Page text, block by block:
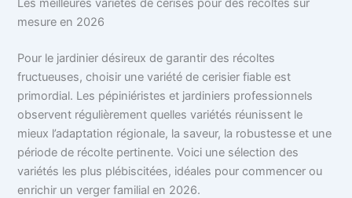
Les meilleures variétés de cerises pour des récoltes sur
mesure en 2026
Pour le jardinier désireux de garantir des récoltes
fructueuses, choisir une variété de cerisier fiable est
primordial. Les pépiniéristes et jardiniers professionnels
observent régulièrement quelles variétés réunissent le
mieux l’adaptation régionale, la saveur, la robustesse et une
période de récolte pertinente. Voici une sélection des
variétés les plus plébiscitées, idéales pour commencer ou
enrichir un verger familial en 2026.